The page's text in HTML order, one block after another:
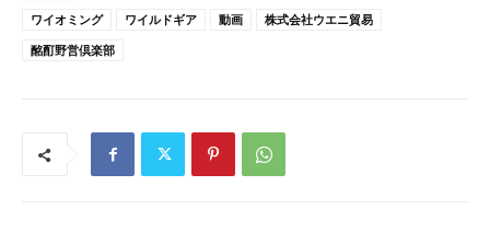
ワイオミング
ワイルドギア 動画
株式会社ウエニ貿易
酩酊野営倶楽部